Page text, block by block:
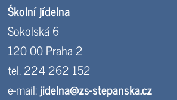
Školní jídelna
Sokolská 6
120 00 Praha 2
tel. 224 262 152
e-mail:jidelna@zs-stepanska.cz